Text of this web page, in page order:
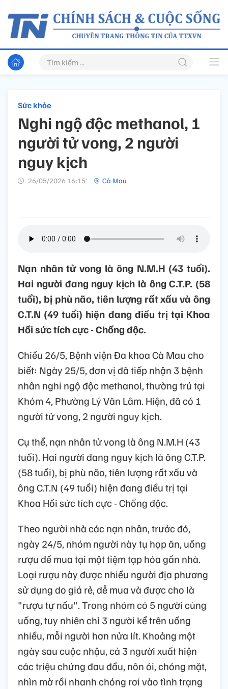
Sức khỏe
Nghi ngộ độc methanol, 1
người tử vong, 2 người
nguy kịch
26/05/2026 16:15’ Cà Mau
Nạn nhân tử vong là ông N.M.H (43 tuổi).
Hai người đang nguy kịch là ông C.T.P. (58
tuổi), bị phù não, tiên lượng rất xấu và ông
C.T.N (49 tuổi) hiện đang điều trị tại Khoa
Hồi sức tích cực - Chống độc.
Chiều 26/5, Bệnh viện Đa khoa Cà Mau cho
biết: Ngày 25/5, đơn vị đã tiếp nhận 3 bệnh
nhân nghi ngộ độc methanol, thường trú tại
Khóm 4, Phường Lý Văn Lâm. Hiện, đã có 1
người tử vong, 2 người nguy kịch.
Cụ thể, nạn nhân tử vong là ông N.M.H (43
tuổi). Hai người đang nguy kịch là ông C.T.P.
(58 tuổi), bị phù não, tiên lượng rất xấu và
ông C.T.N (49 tuổi) hiện đang điều trị tại
Khoa Hồi sức tích cực - Chống độc.
Theo người nhà các nạn nhân, trước đó,
ngày 24/5, nhóm người này tụ họp ăn, uống
rượu đế mua tại một tiệm tạp hóa gần nhà.
Loại rượu này được nhiều người địa phương
sử dụng do giá rẻ, dễ mua và được cho là
"rượu tự nấu". Trong nhóm có 5 người cùng
uống, tuy nhiên chỉ 3 người kể trên uống
nhiều, mỗi người hơn nửa lít. Khoảng một
ngày sau cuộc nhậu, cả 3 người xuất hiện
các triệu chứng đau đầu, nôn ói, chóng mặt,
nhìn mờ rồi nhanh chóng rơi vào tình trạng